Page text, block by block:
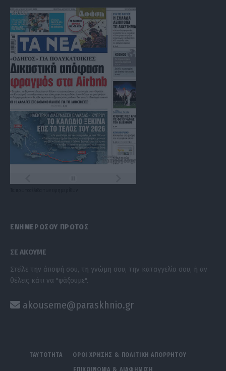
ΕΝΗΜΕΡΩΣΟΥ ΠΡΩΤΟΣ
ΣΕ ΑΚΟΥΜΕ
Στείλε την άποψή σου, τη γνώμη σου, την καταγγελία σου, ή αν
θέλεις κάτι να "ψάξουμε".
akouseme@paraskhnio.gr
ΤΑΥΤΟΤΗΤΑ ΟΡΟΙ ΧΡΗΣΗΣ & ΠΟΛΙΤΙΚΗ ΑΠΟΡΡΗΤΟΥ
ΕΠΙΚΟΙΝΩΝΙΑ & ΔΙΑΦΗΜΙΣΗ